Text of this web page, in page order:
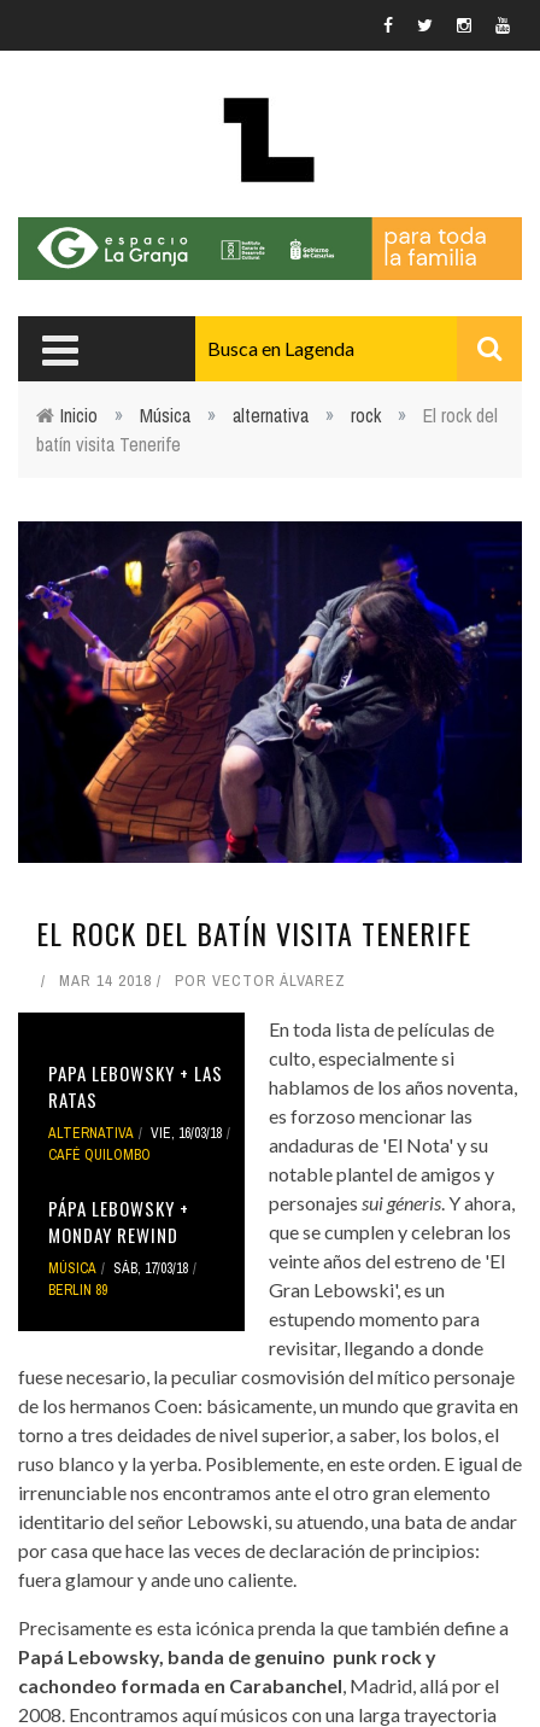
Usted está aquí
Inicio » Música » alternativa » rock »
El rock del
batín visita Tenerife
EL ROCK DEL BATÍN VISITA TENERIFE
MAR 14 2018 POR VECTOR ÁLVAREZ
PAPA LEBOWSKY + LAS
RATAS
ALTERNATIVA
VIE, 16/03/18
CAFÉ QUILOMBO
PÁPA LEBOWSKY +
MONDAY REWIND
MÚSICA
SÁB, 17/03/18
BERLIN 89
En toda lista de películas de
culto, especialmente si
hablamos de los años noventa,
es forzoso mencionar las
andaduras de 'El Nota' y su
notable plantel de amigos y
personajes sui géneris. Y ahora,
que se cumplen y celebran los
veinte años del estreno de 'El
Gran Lebowski', es un
estupendo momento para
revisitar, llegando a donde
fuese necesario, la peculiar cosmovisión del mítico personaje
de los hermanos Coen: básicamente, un mundo que gravita en
torno a tres deidades de nivel superior, a saber, los bolos, el
ruso blanco y la yerba. Posiblemente, en este orden. E igual de
irrenunciable nos encontramos ante el otro gran elemento
identitario del señor Lebowski, su atuendo, una bata de andar
por casa que hace las veces de declaración de principios:
fuera glamour y ande uno caliente.
Precisamente es esta icónica prenda la que también define a
Papá Lebowsky, banda de genuino punk rock y
cachondeo formada en Carabanchel, Madrid, allá por el
2008. Encontramos aquí músicos con una larga trayectoria